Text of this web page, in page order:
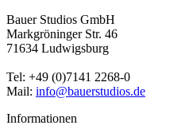
Bauer Studios GmbH
Markgröninger Str. 46
71634 Ludwigsburg
Tel: +49 (0)7141 2268-0
Mail: info@bauerstudios.de
Informationen